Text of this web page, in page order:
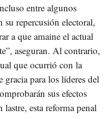
entre algunos
su repercusión electoral,
a que amaine el actual
aseguran. Al contrario,
que ocurrió con la
gracia para los líderes del
sus efectos
esta reforma penal